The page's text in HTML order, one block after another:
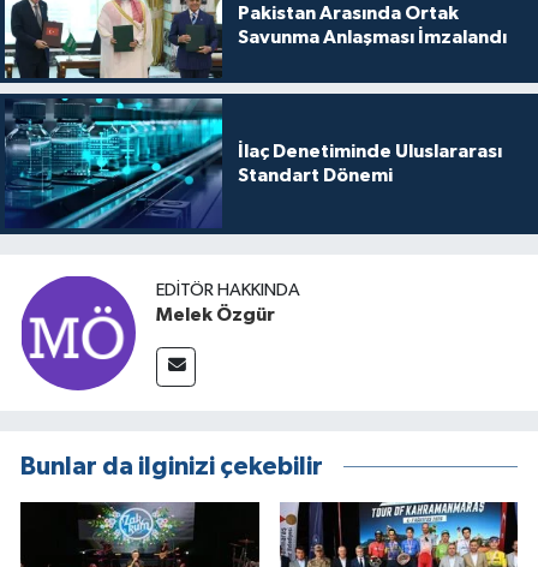
Pakistan Arasında Ortak
Savunma Anlaşması İmzalandı
İlaç Denetiminde Uluslararası
Standart Dönemi
EDITÖR HAKKINDA
Melek Özgür
Bunlar da ilginizi çekebilir